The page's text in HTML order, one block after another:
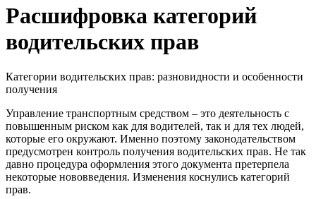
Расшифровка категорий
водительских прав
Категории водительских прав: разновидности и особенности
получения
Управление транспортным средством – это деятельность с
повышенным риском как для водителей, так и для тех людей,
которые его окружают. Именно поэтому законодательством
предусмотрен контроль получения водительских прав. Не так
давно процедура оформления этого документа претерпела
некоторые нововведения. Изменения коснулись категорий
прав.